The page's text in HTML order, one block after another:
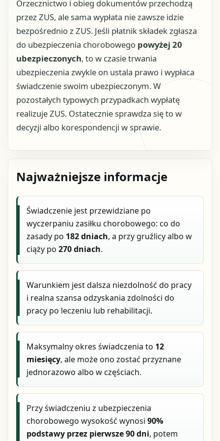
Orzecznictwo i obieg dokumentów przechodzą
przez ZUS, ale sama wypłata nie zawsze idzie
bezpośrednio z ZUS. Jeśli płatnik składek zgłasza
do ubezpieczenia chorobowego powyżej 20
ubezpieczonych, to w czasie trwania
ubezpieczenia zwykle on ustala prawo i wypłaca
świadczenie swoim ubezpieczonym. W
pozostałych typowych przypadkach wypłatę
realizuje ZUS. Ostatecznie sprawdza się to w
decyzji albo korespondencji w sprawie.
Najważniejsze informacje
Świadczenie jest przewidziane po
wyczerpaniu zasiłku chorobowego: co do
zasady po 182 dniach, a przy gruźlicy albo w
ciąży po270 dniach.
Warunkiem jest dalsza niezdolność do pracy
i realna szansa odzyskania zdolności do
pracy po leczeniu lub rehabilitacji.
Maksymalny okres świadczenia to 12
miesięcy, ale może ono zostać przyznane
jednorazowo albo w częściach.
Przy świadczeniu z ubezpieczenia
chorobowego wysokość wynosi90%
podstawy przez pierwsze 90 dni, potem